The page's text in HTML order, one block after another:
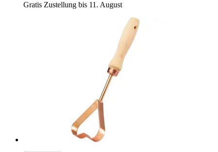
Gratis Zustellung bis 11. August